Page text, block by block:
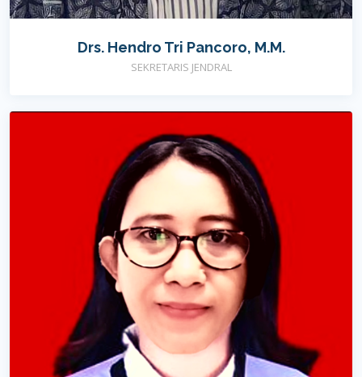
Drs. Hendro Tri Pancoro, M.M.
SEKRETARIS JENDRAL